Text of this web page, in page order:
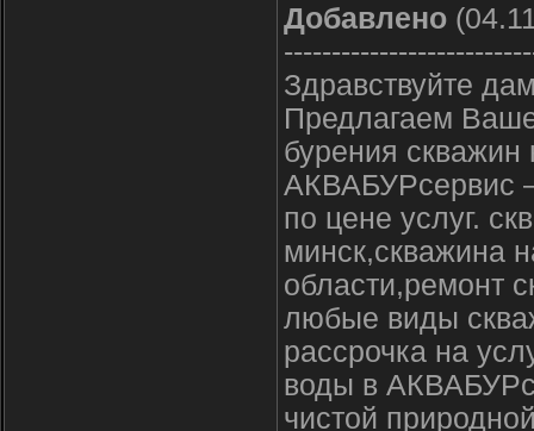
Добавлено
Здравствуйте
Предлагаем
бурения
АКВАБУРсервис
по цене услуг.
минск,скважина
области,ремонт
любые виды
рассрочка на
воды в
чистой